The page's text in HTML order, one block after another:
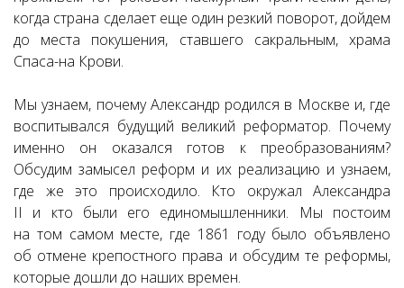
когда страна сделает еще один резкий поворот, дойдем
до места покушения, ставшего сакральным, храма
Спаса-на Крови.
Мы узнаем, почему Александр родился в Москве и, где
воспитывался будущий великий реформатор. Почему
именно он оказался готов к преобразованиям?
Обсудим замысел реформ и их реализацию и узнаем,
где же это происходило. Кто окружал Александра
II и кто были его единомышленники. Мы постоим
на том самом месте, где 1861 году было объявлено
об отмене крепостного права и обсудим те реформы,
которые дошли до наших времен.